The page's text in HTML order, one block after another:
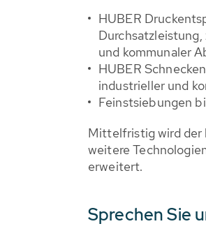
HUBER
und kommunaler
HUBER
industrieller und
Feinstsiebungen
Mittelfristig wird der
weitere
erweitert.
Sprechen Sie